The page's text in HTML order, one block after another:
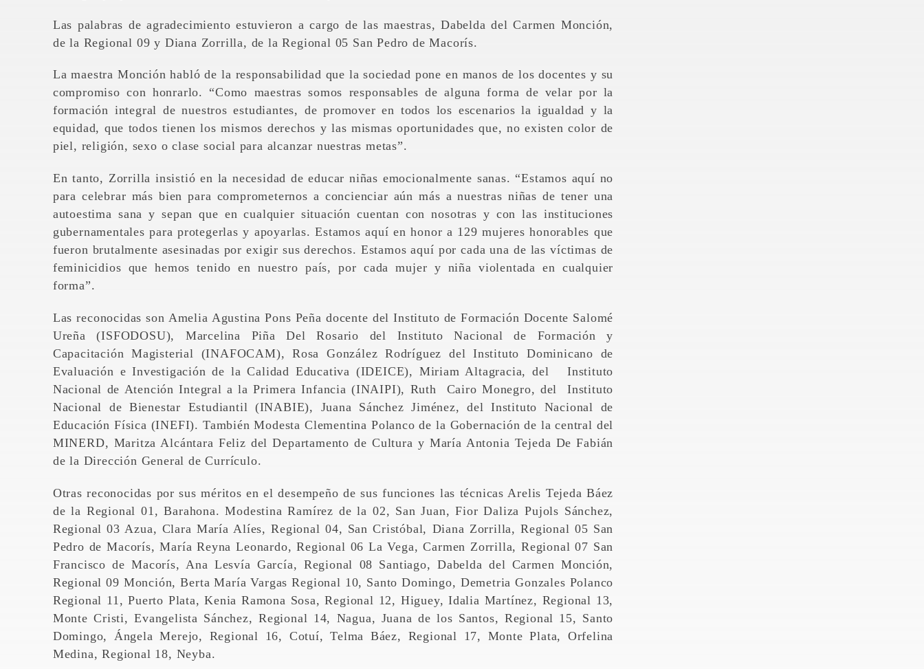
Las palabras de agradecimiento estuvieron a cargo de las maestras, Dabelda del Carmen Monción,
de la Regional 09 y Diana Zorrilla, de la Regional 05 San Pedro de Macorís.
La maestra Monción habló de la responsabilidad que la sociedad pone en manos de los docentes y su
compromiso con honrarlo. “Como maestras somos responsables de alguna forma de velar por la
formación integral de nuestros estudiantes, de promover en todos los escenarios la igualdad y la
equidad, que todos tienen los mismos derechos y las mismas oportunidades que, no existen color de
piel, religión, sexo o clase social para alcanzar nuestras metas”.
En tanto, Zorrilla insistió en la necesidad de educar niñas emocionalmente sanas. “Estamos aquí no
para celebrar más bien para comprometernos a concienciar aún más a nuestras niñas de tener una
autoestima sana y sepan que en cualquier situación cuentan con nosotras y con las instituciones
gubernamentales para protegerlas y apoyarlas. Estamos aquí en honor a 129 mujeres honorables que
fueron brutalmente asesinadas por exigir sus derechos. Estamos aquí por cada una de las víctimas de
feminicidios que hemos tenido en nuestro país, por cada mujer y niña violentada en cualquier
forma”.
Las reconocidas son Amelia Agustina Pons Peña docente del Instituto de Formación Docente Salomé
Ureña (ISFODOSU), Marcelina Piña Del Rosario del Instituto Nacional de Formación y
Capacitación Magisterial (INAFOCAM), Rosa González Rodríguez del Instituto Dominicano de
Evaluación e Investigación de la Calidad Educativa (IDEICE), Miriam Altagracia, del Instituto
Nacional de Atención Integral a la Primera Infancia (INAIPI), Ruth Cairo Monegro, del Instituto
Nacional de Bienestar Estudiantil (INABIE), Juana Sánchez Jiménez, del Instituto Nacional de
Educación Física (INEFI). También Modesta Clementina Polanco de la Gobernación de la central del
MINERD, Maritza Alcántara Feliz del Departamento de Cultura y María Antonia Tejeda De Fabián
de la Dirección General de Currículo.
Otras reconocidas por sus méritos en el desempeño de sus funciones las técnicas Arelis Tejeda Báez
de la Regional 01, Barahona. Modestina Ramírez de la 02, San Juan, Fior Daliza Pujols Sánchez,
Regional 03 Azua, Clara María Alíes, Regional 04, San Cristóbal, Diana Zorrilla, Regional 05 San
Pedro de Macorís, María Reyna Leonardo, Regional 06 La Vega, Carmen Zorrilla, Regional 07 San
Francisco de Macorís, Ana Lesvía García, Regional 08 Santiago, Dabelda del Carmen Monción,
Regional 09 Monción, Berta María Vargas Regional 10, Santo Domingo, Demetria Gonzales Polanco
Regional 11, Puerto Plata, Kenia Ramona Sosa, Regional 12, Higuey, Idalia Martínez, Regional 13,
Monte Cristi, Evangelista Sánchez, Regional 14, Nagua, Juana de los Santos, Regional 15, Santo
Domingo, Ángela Merejo, Regional 16, Cotuí, Telma Báez, Regional 17, Monte Plata, Orfelina
Medina, Regional 18, Neyba.